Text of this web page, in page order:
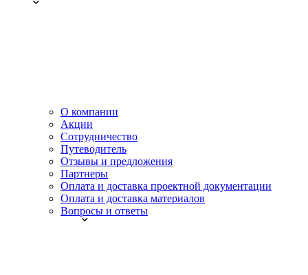
О компании
Акции
Сотрудничество
Путеводитель
Отзывы и предложения
Партнеры
Оплата и доставка проектной документации
Оплата и доставка материалов
Вопросы и ответы